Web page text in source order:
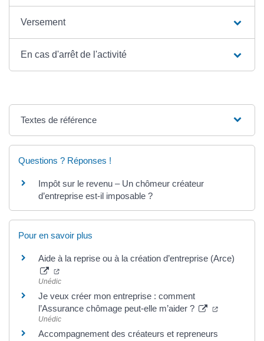
Versement
En cas d'arrêt de l'activité
Textes de référence
Questions ? Réponses !
Impôt sur le revenu – Un chômeur créateur
d’entreprise est-il imposable ?
Pour en savoir plus
Aide à la reprise ou à la création d’entreprise (Arce)
Unédic
Je veux créer mon entreprise : comment
l’Assurance chômage peut-elle m’aider ?
Unédic
Accompagnement des créateurs et repreneurs